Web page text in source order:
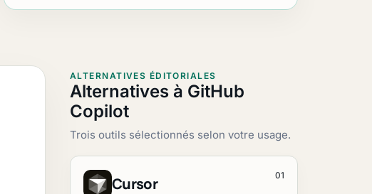
ALTERNATIVES ÉDITORIALES
Alternatives à GitHub
Copilot
Trois outils sélectionnés selon votre usage.
01
Cursor